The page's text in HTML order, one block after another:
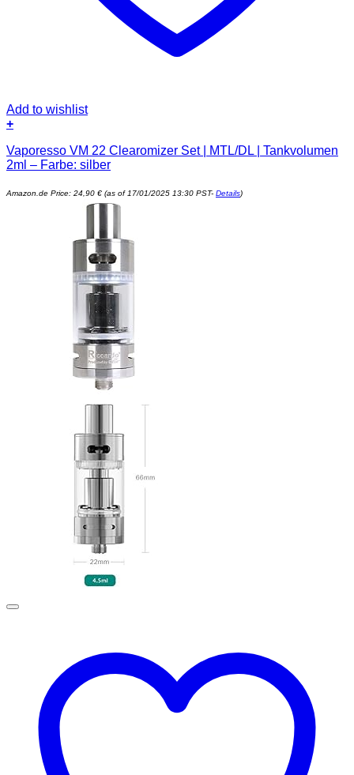
Add to wishlist
+
Vaporesso VM 22 Clearomizer Set | MTL/DL | Tankvolumen
2ml – Farbe: silber
Amazon.de Price: 24,90 € (as of 17/01/2025 13:30 PST- Details)